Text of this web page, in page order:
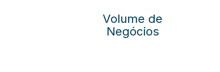
Volume de
Negócios